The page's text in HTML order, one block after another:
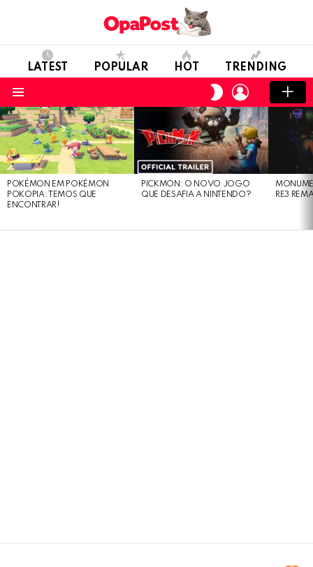
LATEST POPULAR HOT TRENDING
SWITCH
SKIN
LOGIN
LATEST
STORIES
POKÉMON EM POKÉMON
POKOPIA: TEMOS QUE
ENCONTRAR!
PICKMON: O NOVO JOGO
QUE DESAFIA A NINTENDO?
RE3